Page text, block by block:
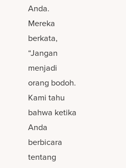
Anda.
Mereka
berkata,
“Jangan
menjadi
orang bodoh.
Kami tahu
bahwa ketika
Anda
berbicara
tentang